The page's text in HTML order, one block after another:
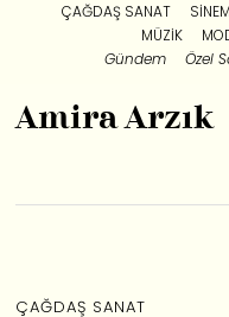
ÇAĞDAŞ SANAT
MÜZIK
Gündem
Özel
Amira Arzık
ÇAĞDAŞ SANAT